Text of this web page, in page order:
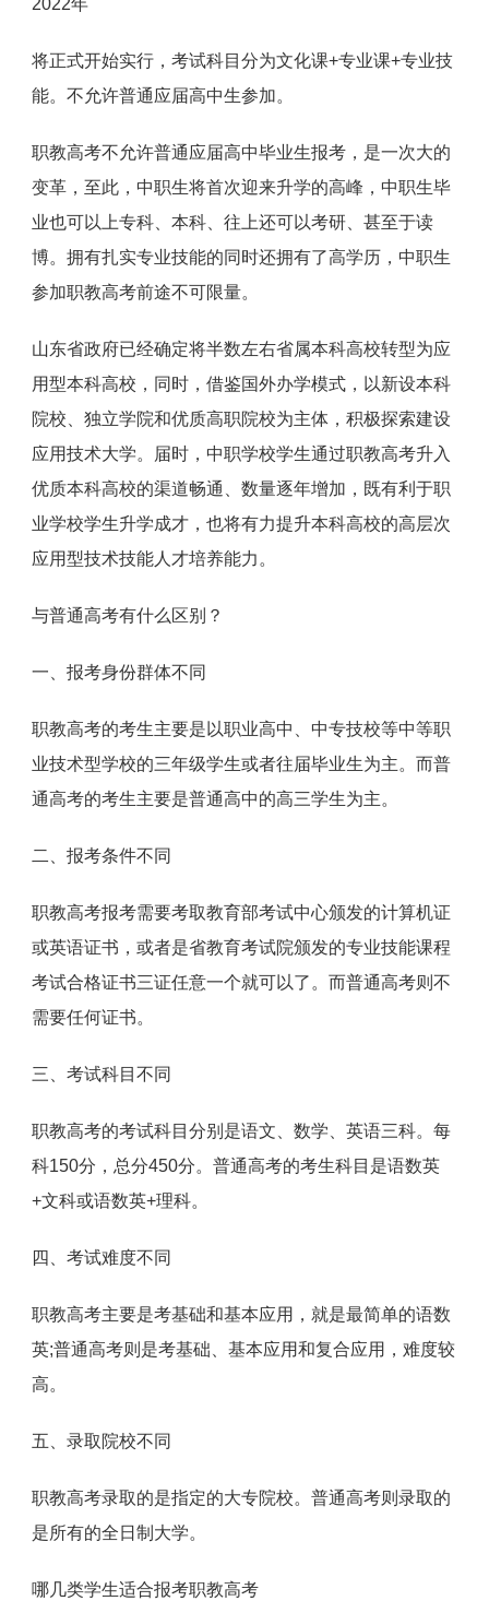
2022年
将正式开始实行，考试科目分为文化课+专业课+专业技
能。不允许普通应届高中生参加。
职教高考不允许普通应届高中毕业生报考，是一次大的
变革，至此，中职生将首次迎来升学的高峰，中职生毕
业也可以上专科、本科、往上还可以考研、甚至于读
博。拥有扎实专业技能的同时还拥有了高学历，中职生
参加职教高考前途不可限量。
山东省政府已经确定将半数左右省属本科高校转型为应
用型本科高校，同时，借鉴国外办学模式，以新设本科
院校、独立学院和优质高职院校为主体，积极探索建设
应用技术大学。届时，中职学校学生通过职教高考升入
优质本科高校的渠道畅通、数量逐年增加，既有利于职
业学校学生升学成才，也将有力提升本科高校的高层次
应用型技术技能人才培养能力。
与普通高考有什么区别？
一、报考身份群体不同
职教高考的考生主要是以职业高中、中专技校等中等职
业技术型学校的三年级学生或者往届毕业生为主。而普
通高考的考生主要是普通高中的高三学生为主。
二、报考条件不同
职教高考报考需要考取教育部考试中心颁发的计算机证
或英语证书，或者是省教育考试院颁发的专业技能课程
考试合格证书三证任意一个就可以了。而普通高考则不
需要任何证书。
三、考试科目不同
职教高考的考试科目分别是语文、数学、英语三科。每
科150分，总分450分。普通高考的考生科目是语数英
+文科或语数英+理科。
四、考试难度不同
职教高考主要是考基础和基本应用，就是最简单的语数
英;普通高考则是考基础、基本应用和复合应用，难度较
高。
五、录取院校不同
职教高考录取的是指定的大专院校。普通高考则录取的
是所有的全日制大学。
哪几类学生适合报考职教高考